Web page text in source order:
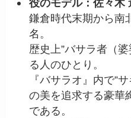
役のモデル：佐々木
鎌倉時代末期から南
名。
歴史上”バサラ者（
る人のひとり。
『バサラオ』内で”
の美を追求する豪華
である。